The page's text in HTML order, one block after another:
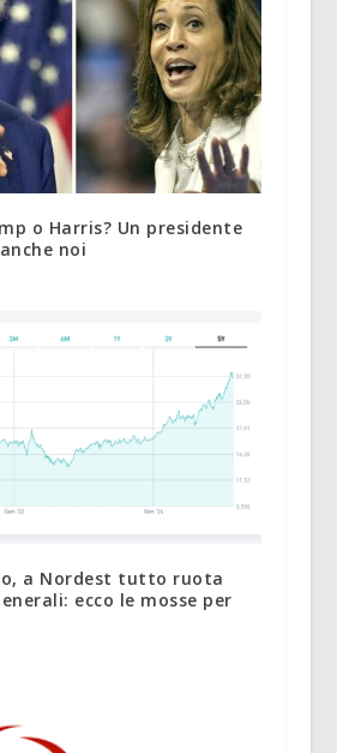
o Harris? Un presidente
noi
a Nordest tutto ruota
ecco le mosse per